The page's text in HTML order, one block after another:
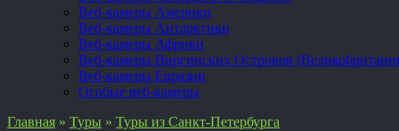
Веб-камеры Америки
Веб-камеры Антарктики
Веб-камеры Африки
Веб-камеры Виргинских Островов
Веб-камеры Евразии
Особые веб-камеры
Главная » Туры » Туры из Санкт-Петербурга